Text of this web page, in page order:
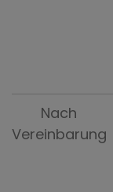
Nach
Vereinbarung